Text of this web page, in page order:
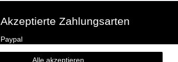
Akzeptierte Zahlungsarten
Paypal
KreditkarteAlle akzeptieren